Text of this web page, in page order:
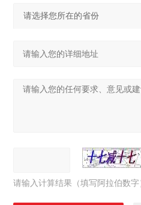
请输入计算结果（填写阿拉伯数